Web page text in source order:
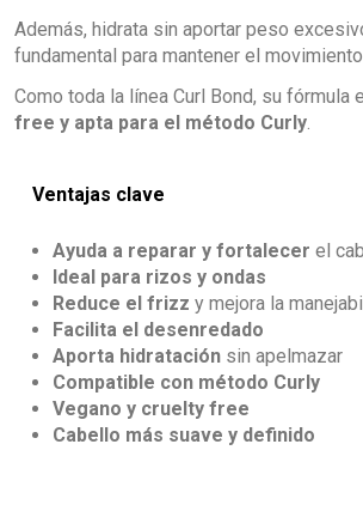
Además, hidrata sin aportar peso
fundamental para mantener el
Como toda la línea Curl Bond, su fórmula
free y apta para el método Curly.
Ventajas clave
Ayuda a reparar y fortalecer el
Ideal para rizos y ondas
Reduce el frizz y mejora la
Facilita el desenredado
Aporta hidratación sin apelmazar
Compatible con método Curly
Vegano y cruelty free
Cabello más suave y definido